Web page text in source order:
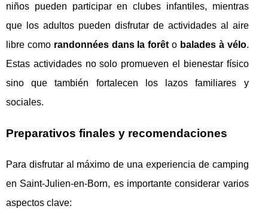
niños pueden participar en clubes infantiles, mientras
que los adultos pueden disfrutar de actividades al aire
libre como randonnées dans la forêt o balades à vélo.
Estas actividades no solo promueven el bienestar físico
sino que también fortalecen los lazos familiares y
sociales.
Preparativos finales y recomendaciones
Para disfrutar al máximo de una experiencia de camping
en Saint-Julien-en-Born, es importante considerar varios
aspectos clave: